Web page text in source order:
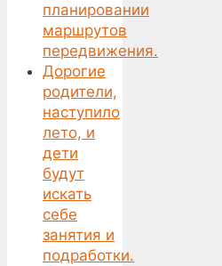
планировании
маршрутов
передвижения.
Дорогие
родители,
наступило
лето, и
дети
будут
искать
себе
занятия и
подработки.